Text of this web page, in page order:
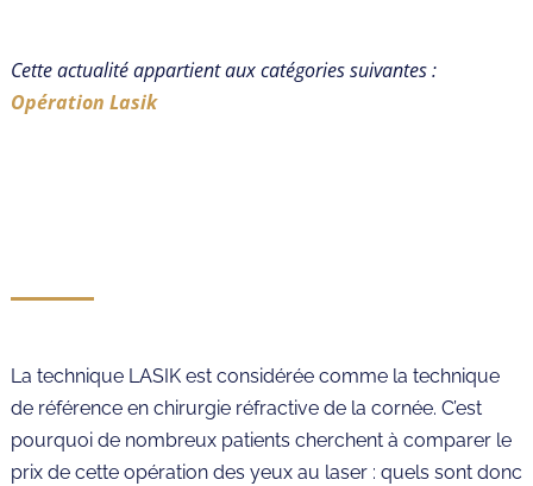
Cette actualité appartient aux catégories suivantes :
Opération Lasik
La technique LASIK est considérée comme la technique
de référence en chirurgie réfractive de la cornée. C’est
pourquoi de nombreux patients cherchent à comparer le
prix de cette opération des yeux au laser : quels sont donc